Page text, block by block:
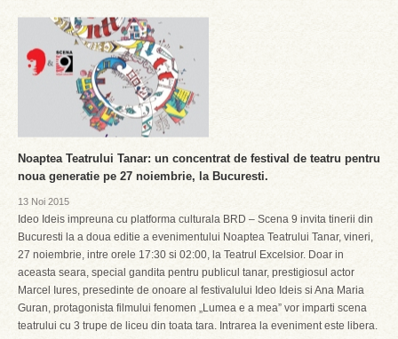
Noaptea Teatrului Tanar: un concentrat de festival de teatru pentru
noua generatie pe 27 noiembrie, la Bucuresti.
13 Noi 2015
Ideo Ideis impreuna cu platforma culturala BRD – Scena 9 invita tinerii din
Bucuresti la a doua editie a evenimentului Noaptea Teatrului Tanar, vineri,
27 noiembrie, intre orele 17:30 si 02:00, la Teatrul Excelsior. Doar in
aceasta seara, special gandita pentru publicul tanar, prestigiosul actor
Marcel Iures, presedinte de onoare al festivalului Ideo Ideis si Ana Maria
Guran, protagonista filmului fenomen „Lumea e a mea” vor imparti scena
teatrului cu 3 trupe de liceu din toata tara. Intrarea la eveniment este libera.